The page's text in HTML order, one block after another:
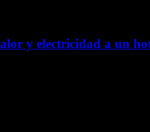
y electricidad a un